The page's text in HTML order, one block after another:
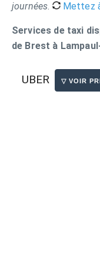
journées. Mettez
Services de taxi
de Brest à
UBER